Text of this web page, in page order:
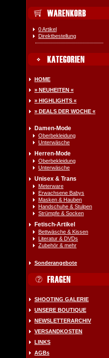
0 Artikel
Direktbestellung
HOME
» NEUHEITEN «
» HIGHLIGHTS «
» DEALS DER WOCHE «
Damen-Mode
Oberbekleidung
Unterwäsche
Herren-Mode
Oberbekleidung
Unterwäsche
Unisex & Trans
Meterware
Erwachsene Babys
Masken & Hauben
Handschuhe & Stulpen
Strümpfe & Socken
Fetisch-Artikel
Bettwäsche & Kissen
Literatur & DVDs
Zubehör & mehr
Sonderangebote
SHOOTING GALERIE
UNSERE BOUTIQUE
NEWSLETTERARCHIV
VERSANDKOSTEN
LINKS
AGBs